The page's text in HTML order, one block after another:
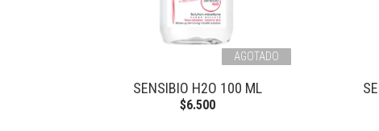
AGOTADO
SENSIBIO H2O 100 ML
$6.500